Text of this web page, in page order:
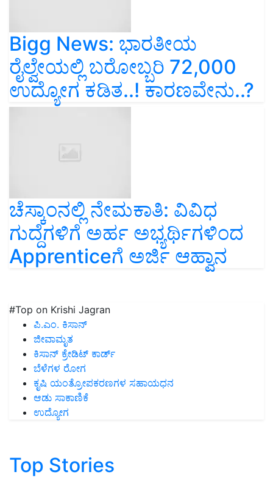
Bigg News: ಭಾರತೀಯ
ರೈಲ್ವೇಯಲ್ಲಿ ಬರೋಬ್ಬರಿ 72,000
ಉದ್ಯೋಗ ಕಡಿತ..! ಕಾರಣವೇನು..?
ಚೆಸ್ಕಾಂನಲ್ಲಿ ನೇಮಕಾತಿ: ವಿವಿಧ
ಗುದ್ದೆಗಳಿಗೆ ಅರ್ಹ ಅಭ್ಯರ್ಥಿಗಳಿಂದ
Apprenticeಗೆ ಅರ್ಜಿ ಆಹ್ವಾನ
#Top on Krishi Jagran
ಪಿ.ಎಂ. ಕಿಸಾನ್
ಜೀವಾಮೃತ
ಕಿಸಾನ್ ಕ್ರೇಡಿಟ್ ಕಾರ್ಡ್
ಬೆಳೆಗಳ ರೋಗ
ಕೃಷಿ ಯಂತ್ರೋಪಕರಣಗಳ ಸಹಾಯಧನ
ಆಡು ಸಾಕಾಣಿಕೆ
ಉದ್ಯೋಗ
Top Stories